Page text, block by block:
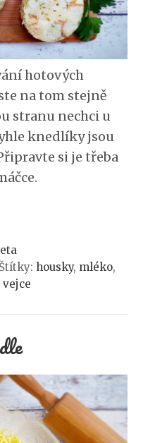
hotových
na tom stejně
stranu nechci u
knedlíky jsou
si je třeba
Štítky:housky, mléko,
vejce